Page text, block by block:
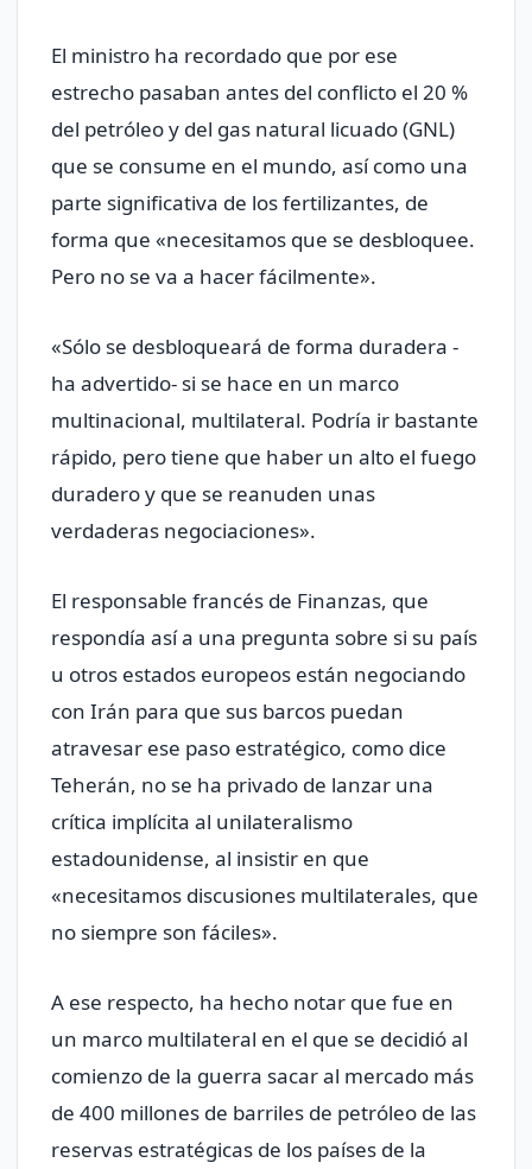
El ministro ha recordado que por ese
estrecho pasaban antes del conflicto el 20 %
del petróleo y del gas natural licuado (GNL)
que se consume en el mundo, así como una
parte significativa de los fertilizantes, de
forma que «necesitamos que se desbloquee.
Pero no se va a hacer fácilmente».
«Sólo se desbloqueará de forma duradera -
ha advertido- si se hace en un marco
multinacional, multilateral. Podría ir bastante
rápido, pero tiene que haber un alto el fuego
duradero y que se reanuden unas
verdaderas negociaciones».
El responsable francés de Finanzas, que
respondía así a una pregunta sobre si su país
u otros estados europeos están negociando
con Irán para que sus barcos puedan
atravesar ese paso estratégico, como dice
Teherán, no se ha privado de lanzar una
crítica implícita al unilateralismo
estadounidense, al insistir en que
«necesitamos discusiones multilaterales, que
no siempre son fáciles».
A ese respecto, ha hecho notar que fue en
un marco multilateral en el que se decidió al
comienzo de la guerra sacar al mercado más
de 400 millones de barriles de petróleo de las
reservas estratégicas de los países de la